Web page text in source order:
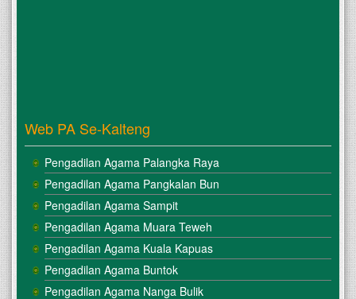
Web PA Se-Kalteng
Pengadilan Agama Palangka Raya
Pengadilan Agama Pangkalan Bun
Pengadilan Agama Sampit
Pengadilan Agama Muara Teweh
Pengadilan Agama Kuala Kapuas
Pengadilan Agama Buntok
Pengadilan Agama Nanga Bulik